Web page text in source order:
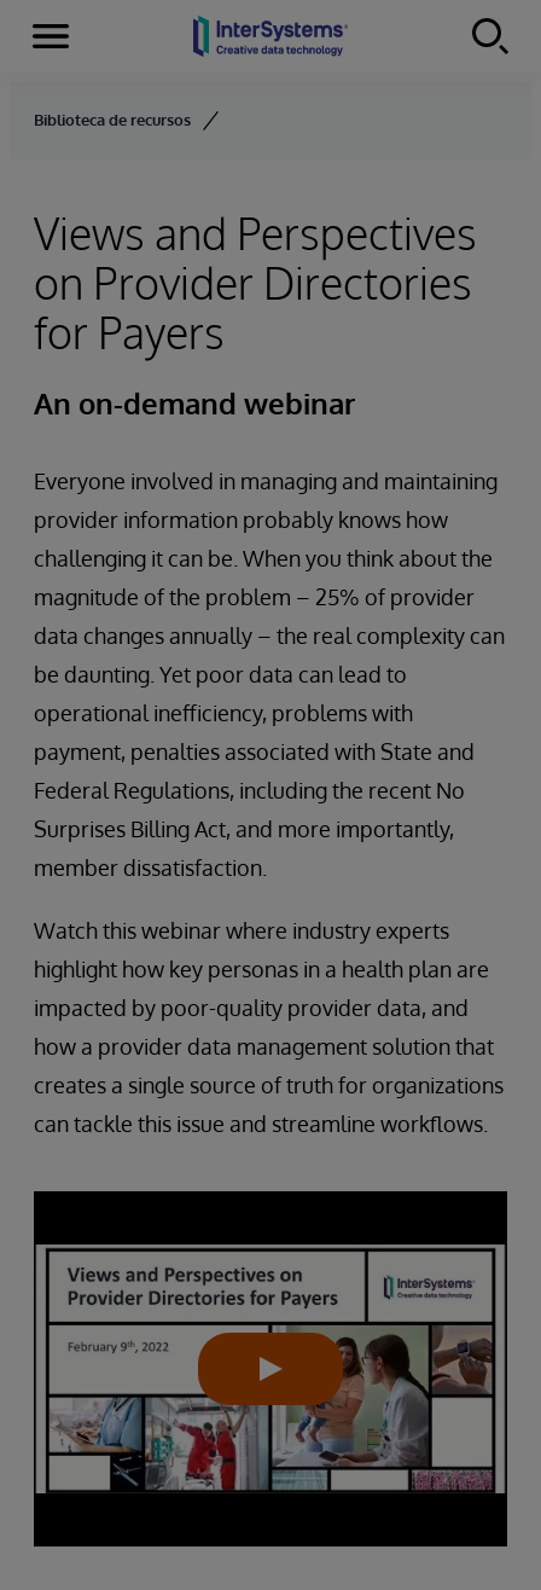
Skip to content
Menu
Biblioteca de recursos
Views and Perspectives
on Provider Directories
for Payers
An on-demand webinar
Everyone involved in managing and maintaining
provider information probably knows how
challenging it can be. When you think about the
magnitude of the problem – 25% of provider
data changes annually – the real complexity can
be daunting. Yet poor data can lead to
operational inefficiency, problems with
payment, penalties associated with State and
Federal Regulations, including the recent No
Surprises Billing Act, and more importantly,
member dissatisfaction.
Watch this webinar where industry experts
highlight how key personas in a health plan are
impacted by poor-quality provider data, and
how a provider data management solution that
creates a single source of truth for organizations
can tackle this issue and streamline workflows.